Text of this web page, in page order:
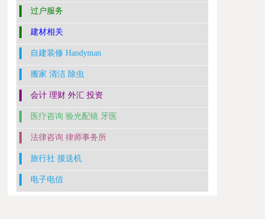
过户服务
建材相关
自建装修 Handyman
搬家 清洁 除虫
会计 理财 外汇 投资
医疗咨询 验光配镜 牙医
法律咨询 律师事务所
旅行社 接送机
电子电信